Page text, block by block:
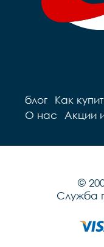
блог Как
О нас
Акции
©
Служба